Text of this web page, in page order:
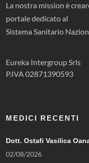
La nostra mission è
portale dedicato al
Sistema Sanitario
Eureka Intergroup Srls
P.IVA 02871390593
MEDICI RECENTI
Dott. Ostafi Vasilica
02/08/2026